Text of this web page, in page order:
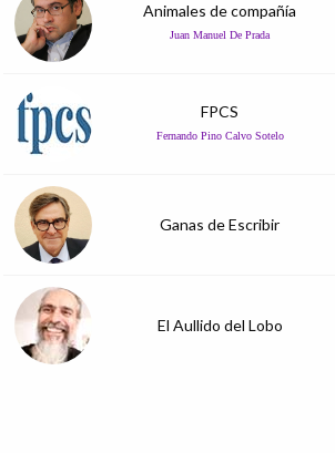
Animales de compañía
Juan Manuel De Prada
FPCS
Fernando Pino Calvo Sotelo
Ganas de Escribir
El Aullido del Lobo